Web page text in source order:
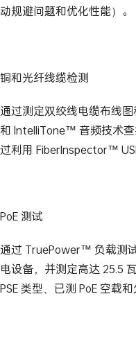
动规避问题和优化性能）。
铜和光纤线缆检测
通过测定双绞线电缆布线
和 IntelliTone™ 音频技术
过利用 FiberInspector™
PoE 测试
通过 TruePower™ 负载测
电设备，并测定高达 25.5
PSE 类型、已测 PoE 空载